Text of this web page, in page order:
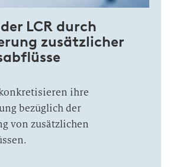
LCR durch
zusätzlicher
ihre
bezüglich der
von zusätzlichen